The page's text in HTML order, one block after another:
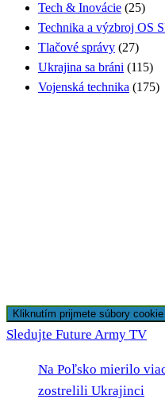
Tech & Inovácie (25)
Technika a výzbroj OS
Tlačové správy (27)
Ukrajina sa bráni (115)
Vojenská technika (175)
Kliknutím prijmete súbory
Sledujte Future Army TV
Na Poľsko mierilo
zostrelili Ukrajinci